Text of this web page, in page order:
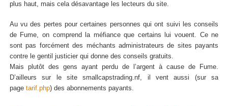
plus haut, mais cela désavantage les lecteurs du site.
Au vu des pertes pour certaines personnes qui ont suivi les conseils
de Fume, on comprend la méfiance que certains lui vouent. Ce ne
sont pas forcément des méchants administrateurs de sites payants
contre le gentil justicier qui donne des conseils gratuits.
Mais plutôt des gens ayant perdu de l’argent à cause de Fume.
D’ailleurs sur le site smallcapstrading.nf, il vent aussi (sur sa
page tarif.php) des abonnements payants.